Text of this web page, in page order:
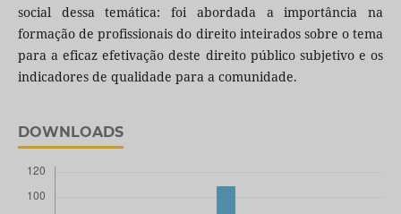
social dessa temática: foi abordada a importância na
formação de profissionais do direito inteirados sobre o tema
para a eficaz efetivação deste direito público subjetivo e os
indicadores de qualidade para a comunidade.
DOWNLOADS